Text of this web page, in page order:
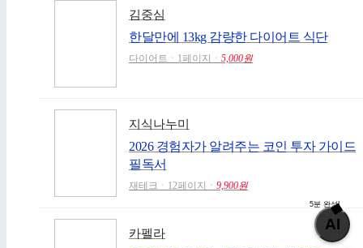
김중심
한달만에 13kg 감량한 다이어트 식단
다이어트ㆍ1페이지ㆍ 5,000원
지식나누미
2026 경험자가 알려주는 코인 투자 가이드
필독서
재테크ㆍ12페이지ㆍ 9,900원
카펠라
5분 완성!
AI